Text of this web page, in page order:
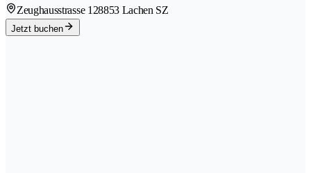
Zeughausstrasse 128853 Lachen SZ
Jetzt buchen